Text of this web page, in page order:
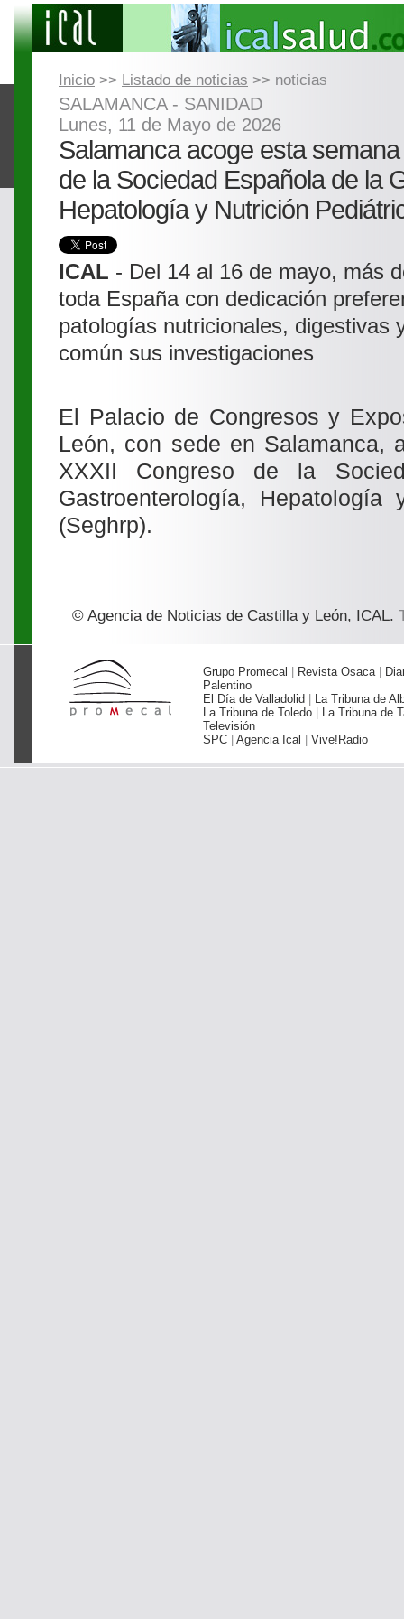
Inicio >> Listado de noticias >> noticias
SALAMANCA - SANIDAD
Lunes, 11 de Mayo de 2026
Salamanca acoge esta
de la Sociedad Española de la
Hepatología y Nutrición
ICAL - Del 14 al 16 de mayo, más
toda España con dedicación
patologías nutricionales, digestivas
común sus investigaciones
El Palacio de Congresos y
León, con sede en Salamanca,
XXXII Congreso de la
Gastroenterología, Hepatología
(Seghrp).
© Agencia de Noticias de Castilla y León, ICAL.
Grupo Promecal Revista Osaca
Palentino
El Día de Valladolid
La Tribuna de
La Tribuna de Toledo
La Tribuna de
Televisión
SPC
Agencia Ical Vive!Radio